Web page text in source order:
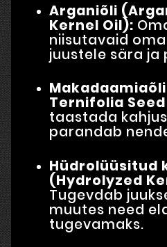
Arganiõli
Kernel Oil):
niisutavaid
juustele sära ja
Ternifolia
taastada
parandab
Hüdrolüüsitud
(Hydrolyzed
Tugevdab
muutes need
tugevamaks.